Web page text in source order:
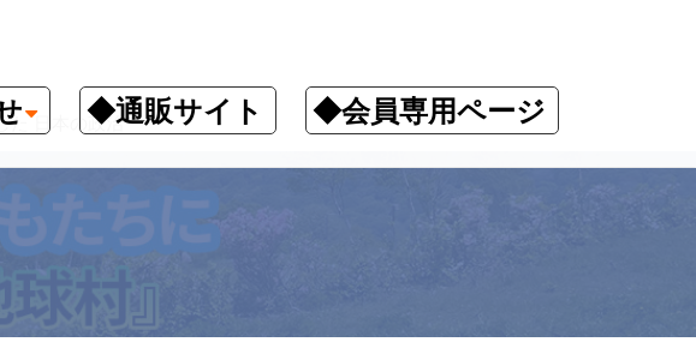
◆通販サイト ◆会員専用ページ
日本の政治